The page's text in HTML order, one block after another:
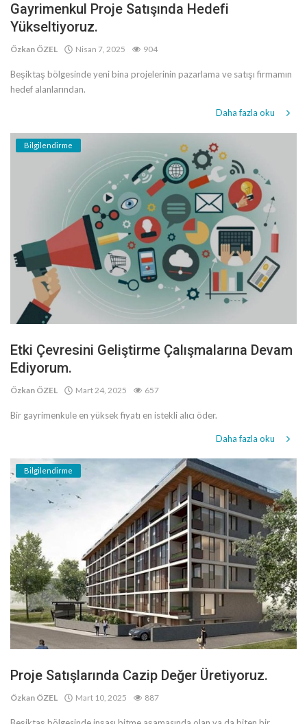
Gayrimenkul Proje Satışında Hedefi
Yükseltiyoruz.
Özkan ÖZEL Nisan 7, 2025 904
Beşiktaş bölgesinde yeni bina projelerinin pazarlama ve satışı firmamın
hedef alanlarından.
Daha fazla oku
Bilgilendirme
Etki Çevresini Geliştirme Çalışmalarına Devam
Ediyorum.
Özkan ÖZEL Mart 24, 2025 657
Bir gayrimenkule en yüksek fiyatı en istekli alıcı öder.
Daha fazla oku
Bilgilendirme
Proje Satışlarında Cazip Değer Üretiyoruz.
Özkan ÖZEL Mart 10, 2025 887